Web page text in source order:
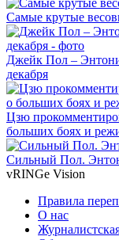
Самые крутые
Джейк Пол –
декабря
Цзю
больших боях и
Сильный Пол.
vRINGe Vision
Правила
О нас